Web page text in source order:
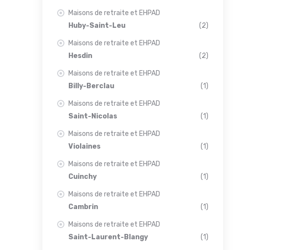
Maisons de retraite et EHPAD
Huby-Saint-Leu
(2)
Maisons de retraite et EHPAD
Hesdin
(2)
Maisons de retraite et EHPAD
Billy-Berclau
(1)
Maisons de retraite et EHPAD
Saint-Nicolas
(1)
Maisons de retraite et EHPAD
Violaines
(1)
Maisons de retraite et EHPAD
Cuinchy
(1)
Maisons de retraite et EHPAD
Cambrin
(1)
Maisons de retraite et EHPAD
Saint-Laurent-Blangy
(1)